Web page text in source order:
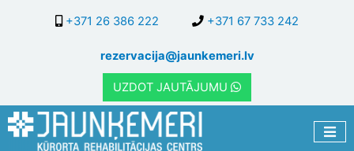
galveno
saturu
+371 26 386 222 +371 67 733 242
rezervacija@jaunkemeri.lv
UZDOT JAUTĀJUMU